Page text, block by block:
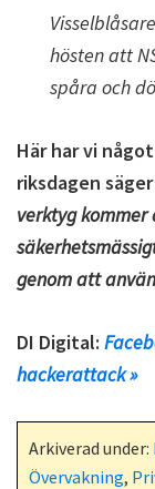
hösten att
spåra och
Här har vi
riksdagen
verktyg
genom att
DI Digital:
hackerattack »
Arkiverad under:
Övervakning,